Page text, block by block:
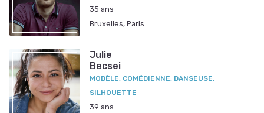
35 ans
Bruxelles, Paris
Julie
Becsei
MODÈLE, COMÉDIENNE, DANSEUSE,
SILHOUETTE
39 ans